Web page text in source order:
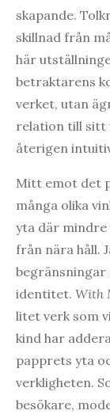
skapande.
skillnad från
här
betraktarens
verket, utan
relation till sitt
återigen
Mitt emot det
många olika
yta där
från nära håll.
begränsningar
identitet. With
litet verk som
kind har
papprets yta
verkligheten.
besökare,